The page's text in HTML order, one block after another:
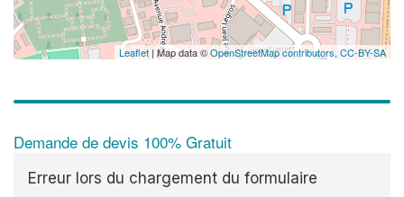
Leaflet | Map data ©OpenStreetMap contributors, CC-BY-SA
Demande de devis 100% Gratuit
Erreur lors du chargement du formulaire